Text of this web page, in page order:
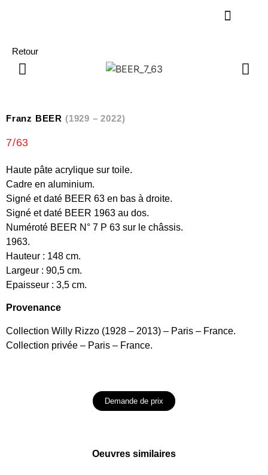
Retour
Franz BEER (1929 – 2022)
7/63
Haute pâte acrylique sur toile.
Cadre en aluminium.
Signé et daté BEER 63 en bas à droite.
Signé et daté BEER 1963 au dos.
Numéroté BEER N° 7 P 63 sur le châssis.
1963.
Hauteur : 148 cm.
Largeur : 90,5 cm.
Epaisseur : 3,5 cm.
Provenance
Collection Willy Rizzo (1928 – 2013) – Paris – France.
Collection privée – Paris – France.
Demande de prix
Oeuvres similaires